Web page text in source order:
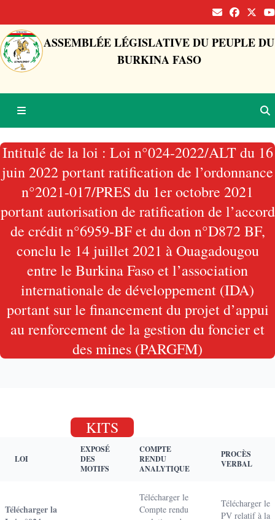
ASSEMBLÉE LÉGISLATIVE DU PEUPLE DU
BURKINA FASO
Intitulé de la loi : Loi n°024-2022/ALT du 16
juin 2022 portant ratification de l’ordonnance
n°2021-017/PRES du 1er octobre 2021
portant autorisation de ratification de l’accord
de crédit n°6959-BF et du don n°D872 BF,
conclu le 14 juillet 2021 à Ouagadougou
entre le Burkina Faso et l’association
internationale de développement (IDA)
portant sur le financement du projet d’appui
au renforcement de la gestion du foncier et
des mines (PARGFM)
KITS
LOI
EXPOSÉ
DES
MOTIFS
COMPTE
RENDU
ANALYTIQUE
PROCÈS
VERBAL
Télécharger la
Télécharger le
Compte rendu
Télécharger le
PV relatif à la